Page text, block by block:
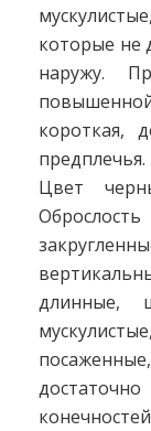
которые не
наружу.
короткая,
Цвет
длинные,